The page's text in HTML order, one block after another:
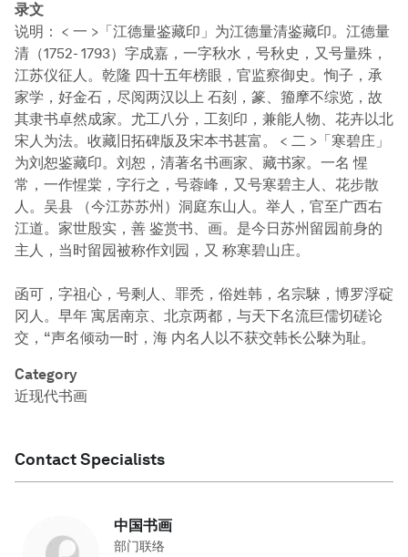
录文
说明： < 一 >「江德量鉴藏印」为江德量清鉴藏印。江德量
清（1752- 1793）字成嘉，一字秋水，号秋史，又号量殊，
江苏仪征人。乾隆 四十五年榜眼，官监察御史。恂子，承
家学，好金石，尽阅两汉以上 石刻，篆、籀摩不综览，故
其隶书卓然成家。尤工八分，工刻印，兼能人物、花卉以北
宋人为法。收藏旧拓碑版及宋本书甚富。 < 二 >「寒碧庄」
为刘恕鉴藏印。刘恕，清著名书画家、藏书家。一名 惺
常，一作惺棠，字行之，号蓉峰，又号寒碧主人、花步散
人。吴县 （今江苏苏州）洞庭东山人。举人，官至广西右
江道。家世殷实，善 鉴赏书、画。是今日苏州留园前身的
主人，当时留园被称作刘园，又 称寒碧山庄。
函可，字祖心，号剩人、罪秃，俗姓韩，名宗騋，博罗浮碇
冈人。早年 寓居南京、北京两都，与天下名流巨儒切磋论
交，“声名倾动一时，海 内名人以不获交韩长公騋为耻。
Category
近现代书画
Contact Specialists
中国书画
部门联络